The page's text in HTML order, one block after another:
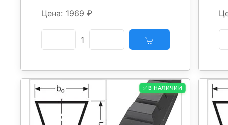
Цена: 1969 ₽
1
✅ В НАЛИЧИИ